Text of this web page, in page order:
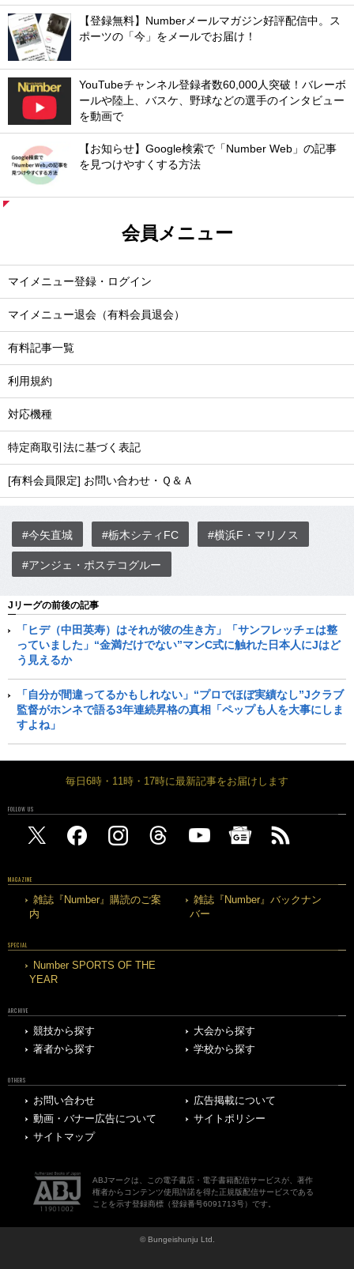
【登録無料】Numberメールマガジン好評配信中。ス
ポーツの「今」をメールでお届け！
YouTubeチャンネル登録者数60,000人突破！バレーボ
ールや陸上、バスケ、野球などの選手のインタビュー
を動画で
【お知らせ】Google検索で「Number Web」の記事
を見つけやすくする方法
会員メニュー
マイメニュー登録・ログイン
マイメニュー退会（有料会員退会）
有料記事一覧
利用規約
対応機種
特定商取引法に基づく表記
[有料会員限定] お問い合わせ・Ｑ＆Ａ
#今矢直城 #栃木シティFC #横浜F・マリノス
#アンジェ・ポステコグルー
Jリーグの前後の記事
「ヒデ（中田英寿）はそれが彼の生き方」「サンフレッチェは整
っていました」“金満だけでない”マンC式に触れた日本人にJはど
う見えるか
「自分が間違ってるかもしれない」“プロでほぼ実績なし”Jクラブ
監督がホンネで語る3年連続昇格の真相「ペップも人を大事にしま
すよね」
毎日6時・11時・17時に最新記事をお届けします
FOLLOW US
MAGAZINE
雑誌『Number』購読のご案
内
雑誌『Number』バックナン
バー
SPECIAL
Number SPORTS OF THE
YEAR
ARCHIVE
競技から探す
大会から探す
著者から探す
学校から探す
OTHERS
お問い合わせ
広告掲載について
動画・バナー広告について
サイトポリシー
サイトマップ
ABJマークは、この電子書店・電子書籍配信サービスが、著作
権者からコンテンツ使用許諾を得た正規版配信サービスである
ことを示す登録商標（登録番号6091713号）です。
© Bungeishunju Ltd.